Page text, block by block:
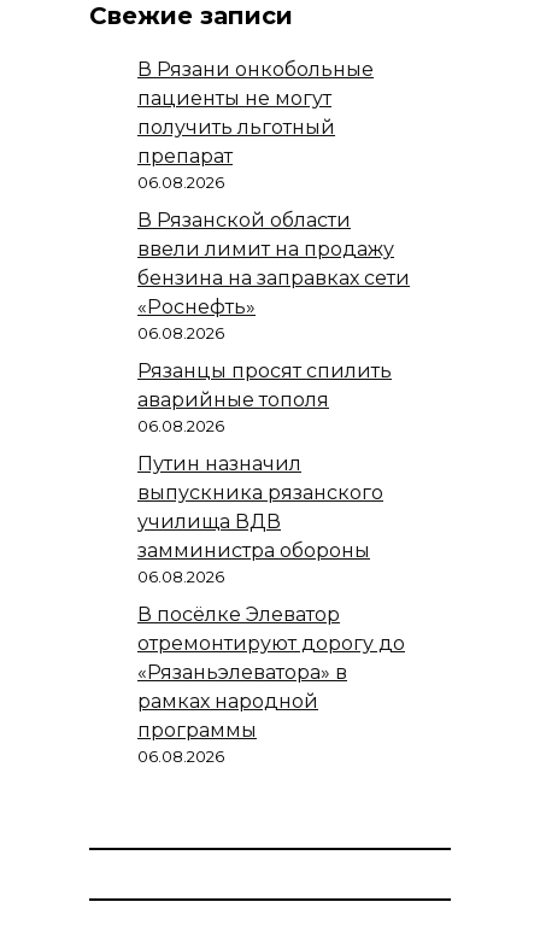
Свежие записи
В Рязани онкобольные
пациенты не могут
получить льготный
препарат
06.08.2026
В Рязанской области
ввели лимит на продажу
бензина на заправках сети
«Роснефть»
06.08.2026
Рязанцы просят спилить
аварийные тополя
06.08.2026
Путин назначил
выпускника рязанского
училища ВДВ
замминистра обороны
06.08.2026
В посёлке Элеватор
отремонтируют дорогу до
«Рязаньэлеватора» в
рамках народной
программы
06.08.2026